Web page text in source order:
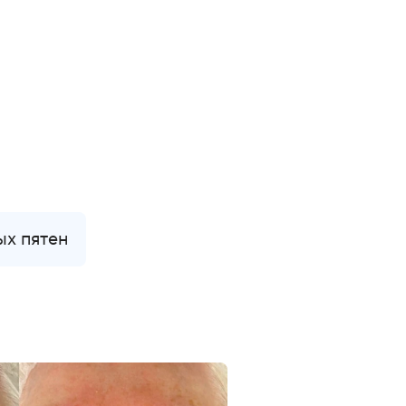
пятен